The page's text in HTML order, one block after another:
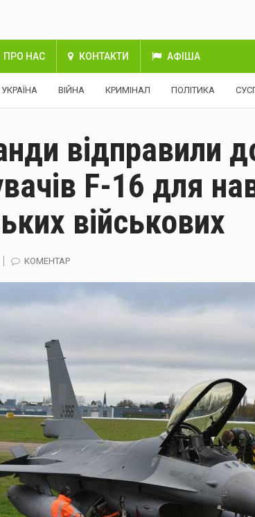
ПРО НАС КОНТАКТИ АФІША
УКРАЇНА ВІЙНА КРИМІНАЛ ПОЛІТИКА
відправили
F-16 для
військових
КОМЕНТАР